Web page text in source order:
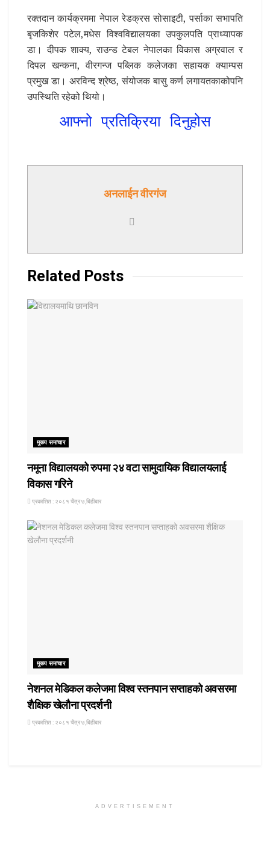
रक्तदान कार्यक्रममा नेपाल रेडक्रस सोसाइटी, पर्साका सभापति
बृजकिशेर पटेल,मधेस विश्वविद्यालयका उपकुलपति प्राध्यापक
डा। दीपक शाक्य, राउन्ड टेबल नेपालका विकास अग्रवाल र
दिपल खन्कना, वीरगन्ज पब्लिक कलेजका सहायक क्याम्पस
प्रमुख डा। अरविन्द श्रेष्ठ, संयोजक बासु कर्ण लगायतकाकोपनि
उपस्थिति रहेको थियो।
आफ्नो प्रतिक्रिया दिनुहोस
अनलाईन वीरगंज
Related Posts
मुख्य समाचार
नमूना विद्यालयको रुपमा २४ वटा सामुदायिक विद्यालयलाई
विकास गरिने
प्रकाशित : २०८१ चैत्र ७,बिहीबार
मुख्य समाचार
नेशनल मेडिकल कलेजमा विश्व स्तनपान सप्ताहको अवसरमा
शैक्षिक खेलौना प्रदर्शनी
प्रकाशित : २०८१ चैत्र ७,बिहीबार
ADVERTISEMENT